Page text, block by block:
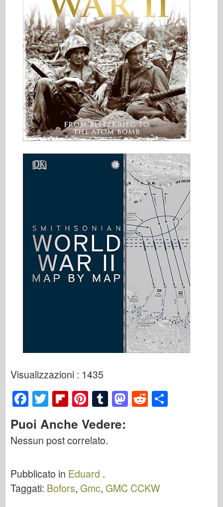
Visualizzazioni : 1435
F
a
c
e
o
o
T
wi
tt
er
Fl
ip
b
o
d
Pi
nt
er
e
T
u
m
M
a
o
n
R
e
Puoi Anche Vedere:
Nessun post correlato.
Pubblicato in Eduard .
Taggati: Bofors, Gmc, GMC CCKW